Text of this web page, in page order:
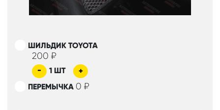
ШИЛЬДИК TOYOTA
200 ₽
- 1 ШТ
+
ПЕРЕМЫЧКА 0 ₽